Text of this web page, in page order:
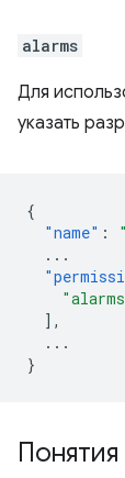
alarms
Для
указать
{
"name" :
...
],
...
}